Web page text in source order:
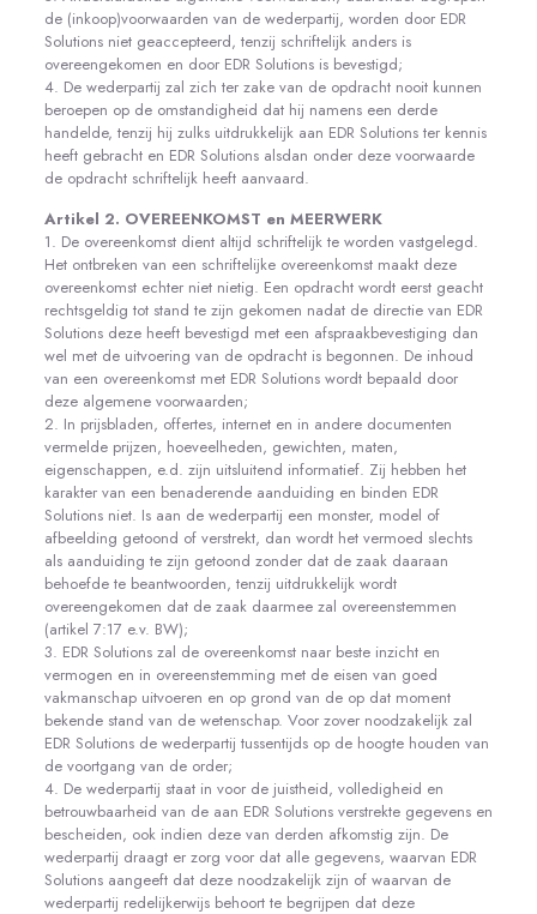
de (inkoop)voorwaarden van de wederpartij, worden door EDR
Solutions niet geaccepteerd, tenzij schriftelijk anders is
overeengekomen en door EDR Solutions is bevestigd;
4. De wederpartij zal zich ter zake van de opdracht nooit kunnen
beroepen op de omstandigheid dat hij namens een derde
handelde, tenzij hij zulks uitdrukkelijk aan EDR Solutions ter kennis
heeft gebracht en EDR Solutions alsdan onder deze voorwaarde
de opdracht schriftelijk heeft aanvaard.
Artikel 2. OVEREENKOMST en MEERWERK
1. De overeenkomst dient altijd schriftelijk te worden vastgelegd.
Het ontbreken van een schriftelijke overeenkomst maakt deze
overeenkomst echter niet nietig. Een opdracht wordt eerst geacht
rechtsgeldig tot stand te zijn gekomen nadat de directie van EDR
Solutions deze heeft bevestigd met een afspraakbevestiging dan
wel met de uitvoering van de opdracht is begonnen. De inhoud
van een overeenkomst met EDR Solutions wordt bepaald door
deze algemene voorwaarden;
2. In prijsbladen, offertes, internet en in andere documenten
vermelde prijzen, hoeveelheden, gewichten, maten,
eigenschappen, e.d. zijn uitsluitend informatief. Zij hebben het
karakter van een benaderende aanduiding en binden EDR
Solutions niet. Is aan de wederpartij een monster, model of
afbeelding getoond of verstrekt, dan wordt het vermoed slechts
als aanduiding te zijn getoond zonder dat de zaak daaraan
behoefde te beantwoorden, tenzij uitdrukkelijk wordt
overeengekomen dat de zaak daarmee zal overeenstemmen
(artikel 7:17 e.v. BW);
3. EDR Solutions zal de overeenkomst naar beste inzicht en
vermogen en in overeenstemming met de eisen van goed
vakmanschap uitvoeren en op grond van de op dat moment
bekende stand van de wetenschap. Voor zover noodzakelijk zal
EDR Solutions de wederpartij tussentijds op de hoogte houden van
de voortgang van de order;
4. De wederpartij staat in voor de juistheid, volledigheid en
betrouwbaarheid van de aan EDR Solutions verstrekte gegevens en
bescheiden, ook indien deze van derden afkomstig zijn. De
wederpartij draagt er zorg voor dat alle gegevens, waarvan EDR
Solutions aangeeft dat deze noodzakelijk zijn of waarvan de
wederpartij redelijkerwijs behoort te begrijpen dat deze